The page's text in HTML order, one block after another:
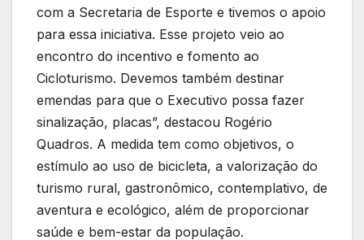
com a Secretaria de Esporte e tivemos o apoio
para essa iniciativa. Esse projeto veio ao
encontro do incentivo e fomento ao
Cicloturismo. Devemos também destinar
emendas para que o Executivo possa fazer
sinalização, placas”, destacou Rogério
Quadros. A medida tem como objetivos, o
estímulo ao uso de bicicleta, a valorização do
turismo rural, gastronômico, contemplativo, de
aventura e ecológico, além de proporcionar
saúde e bem-estar da população.